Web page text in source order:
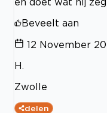
Beveelt aan
12 November
H.
Zwolle
delen